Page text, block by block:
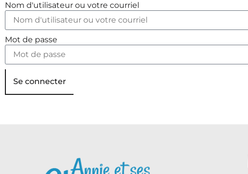
Nom d'utilisateur ou votre courriel
Mot de passe
Se connecter